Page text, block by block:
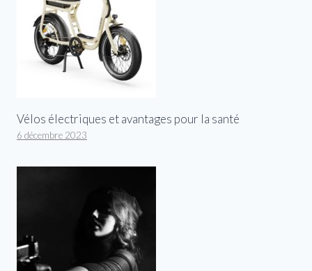
Vélos électriques et avantages pour la santé
6 décembre 2023